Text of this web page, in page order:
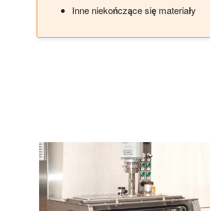
Inne niekończące się materiały